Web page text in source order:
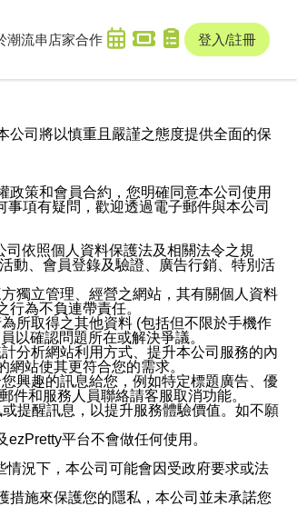
潮流串 店家合作 登入/註冊
公司將以慎重且嚴謹之態度提供全面的保
策和會員合約，您明確同意本公司使用
項有疑問，歡迎透過電子郵件與本公司
依照個人資料保護法及相關法令之規
動、會員登錄及驗證、廣告行銷、特別活
獨立管理、經營之網站，其有關個人資料
為不負連帶責任。
所取得之其他資料 (包括但不限於手機作
以確認問題所在或解決爭議。
分析網站利用方式、提升本公司服務的內
站使其更符合您的需求。
興趣的訊息給您，例如特定標題廣告、優
和服務人員聯絡請客服取消功能。
提醒訊息，以提升服務體驗價值。如不願
平台不會做任何使用。
況下，本公司可能會因受政府要求或法
措施來保護您的隱私，本公司並未承諾您